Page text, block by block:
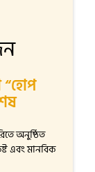
“হোপ
অনুষ্ঠিত
এবং মানবিক